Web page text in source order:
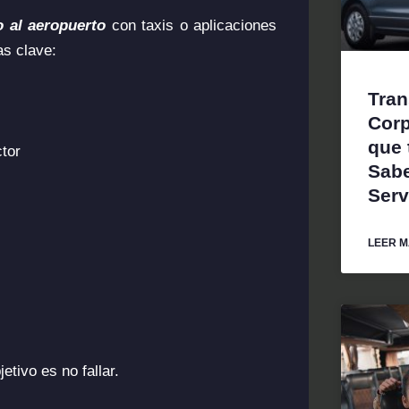
al aeropuerto con taxis o aplicaciones
clave:
es no fallar.
que
LEER